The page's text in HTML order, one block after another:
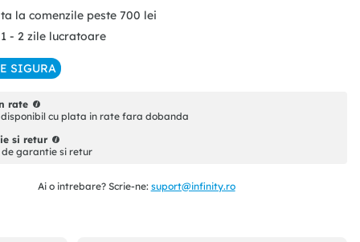
la comenzile peste 700 lei
- 2 zile lucratoare
SIGURA
rate
cu plata in rate fara dobanda
si retur
garantie si retur
Ai o intrebare? Scrie-ne: suport@infinity.ro